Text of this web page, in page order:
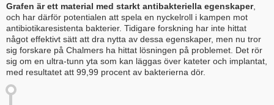
Grafen är ett material med starkt antibakteriella egenskaper,
och har därför potentialen att spela en nyckelroll i kampen mot
antibiotikaresistenta bakterier. Tidigare forskning har inte hittat
något effektivt sätt att dra nytta av dessa egenskaper, men nu tror
sig forskare på Chalmers ha hittat lösningen på problemet. Det rör
sig om en ultra-tunn yta som kan läggas över kateter och implantat,
med resultatet att 99,99 procent av bakterierna dör.